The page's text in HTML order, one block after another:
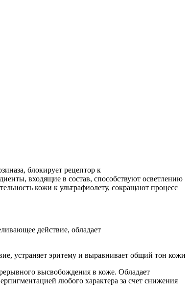
блокирует рецептор к
входящие в состав, способствуют осветлению
кожи к ультрафиолету, сокращают процесс
действие, обладает
устраняет эритему и выравнивает общий тон кожи
высвобождения в коже. Обладает
любого характера за счет снижения